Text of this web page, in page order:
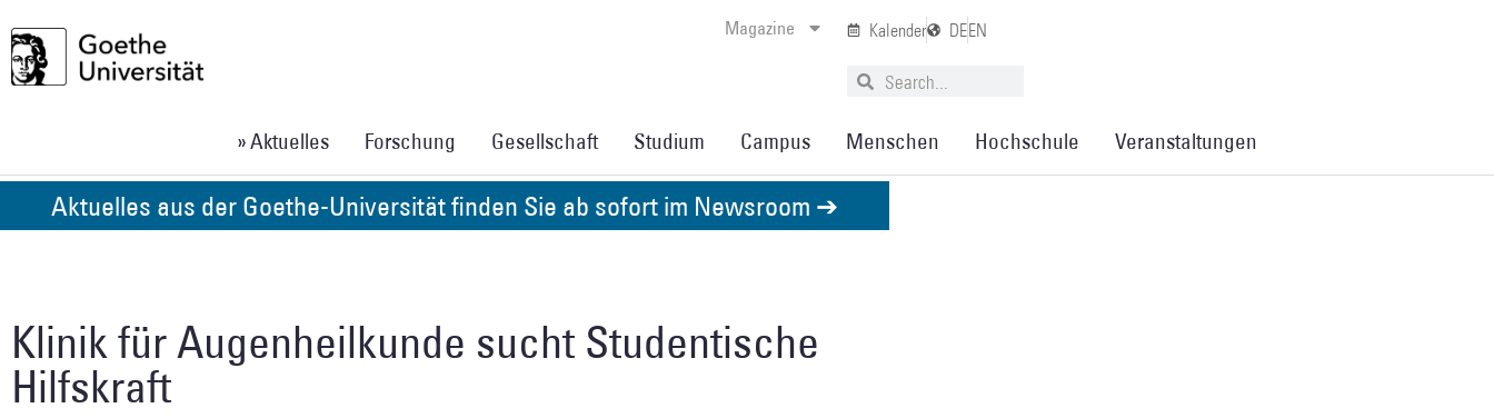
Magazine Kalender DEEN
» Aktuelles Forschung Gesellschaft Studium Campus Menschen Hochschule Veranstaltungen
Aktuelles aus der Goethe-Universität finden Sie ab sofort im Newsroom ➔
Klinik für Augenheilkunde sucht Studentische
Hilfskraft